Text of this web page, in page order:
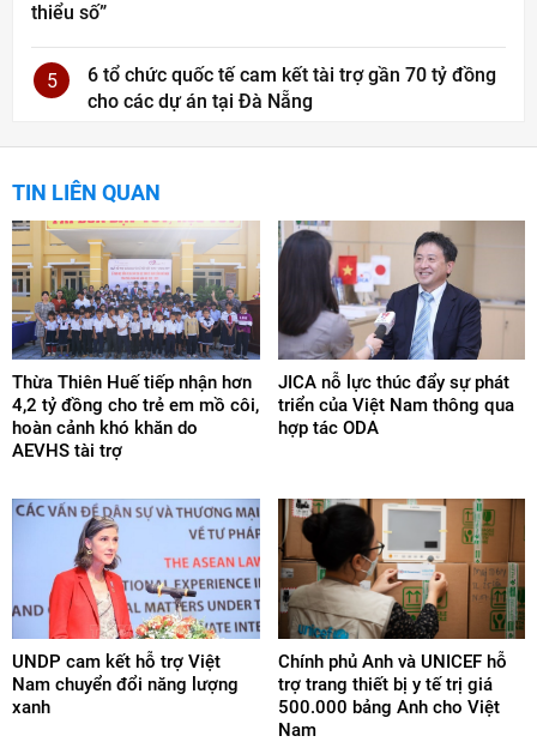
thiểu số”
5
6 tổ chức quốc tế cam kết tài trợ gần 70 tỷ đồng
cho các dự án tại Đà Nẵng
TIN LIÊN QUAN
Thừa Thiên Huế tiếp nhận hơn
4,2 tỷ đồng cho trẻ em mồ côi,
hoàn cảnh khó khăn do
AEVHS tài trợ
JICA nỗ lực thúc đẩy sự phát
triển của Việt Nam thông qua
hợp tác ODA
UNDP cam kết hỗ trợ Việt
Nam chuyển đổi năng lượng
xanh
Chính phủ Anh và UNICEF hỗ
trợ trang thiết bị y tế trị giá
500.000 bảng Anh cho Việt
Nam